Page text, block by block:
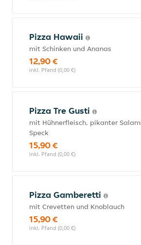
Pizza Hawaii
mit Schinken und Ananas
12,90 €
inkl. Pfand (0,00 €)
Pizza Tre Gusti
mit Hühnerfleisch, pikanter
Speck
15,90 €
inkl. Pfand (0,00 €)
Pizza Gamberetti
mit Crevetten und Knoblauch
15,90 €
inkl. Pfand (0,00 €)